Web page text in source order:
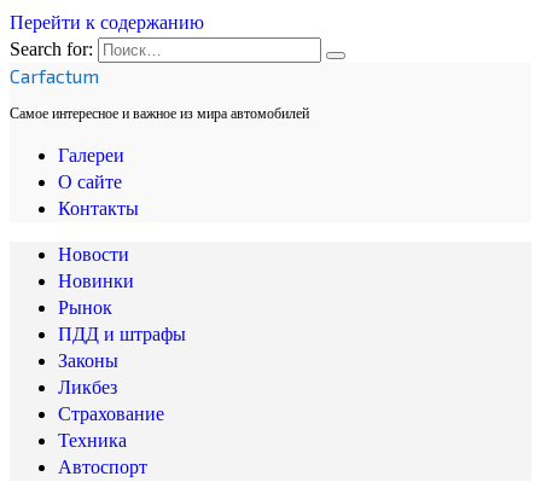
Перейти к содержанию
Search for:
Carfactum
Самое интересное и важное из мира автомобилей
Галереи
О сайте
Контакты
Новости
Новинки
Рынок
ПДД и штрафы
Законы
Ликбез
Страхование
Техника
Автоспорт